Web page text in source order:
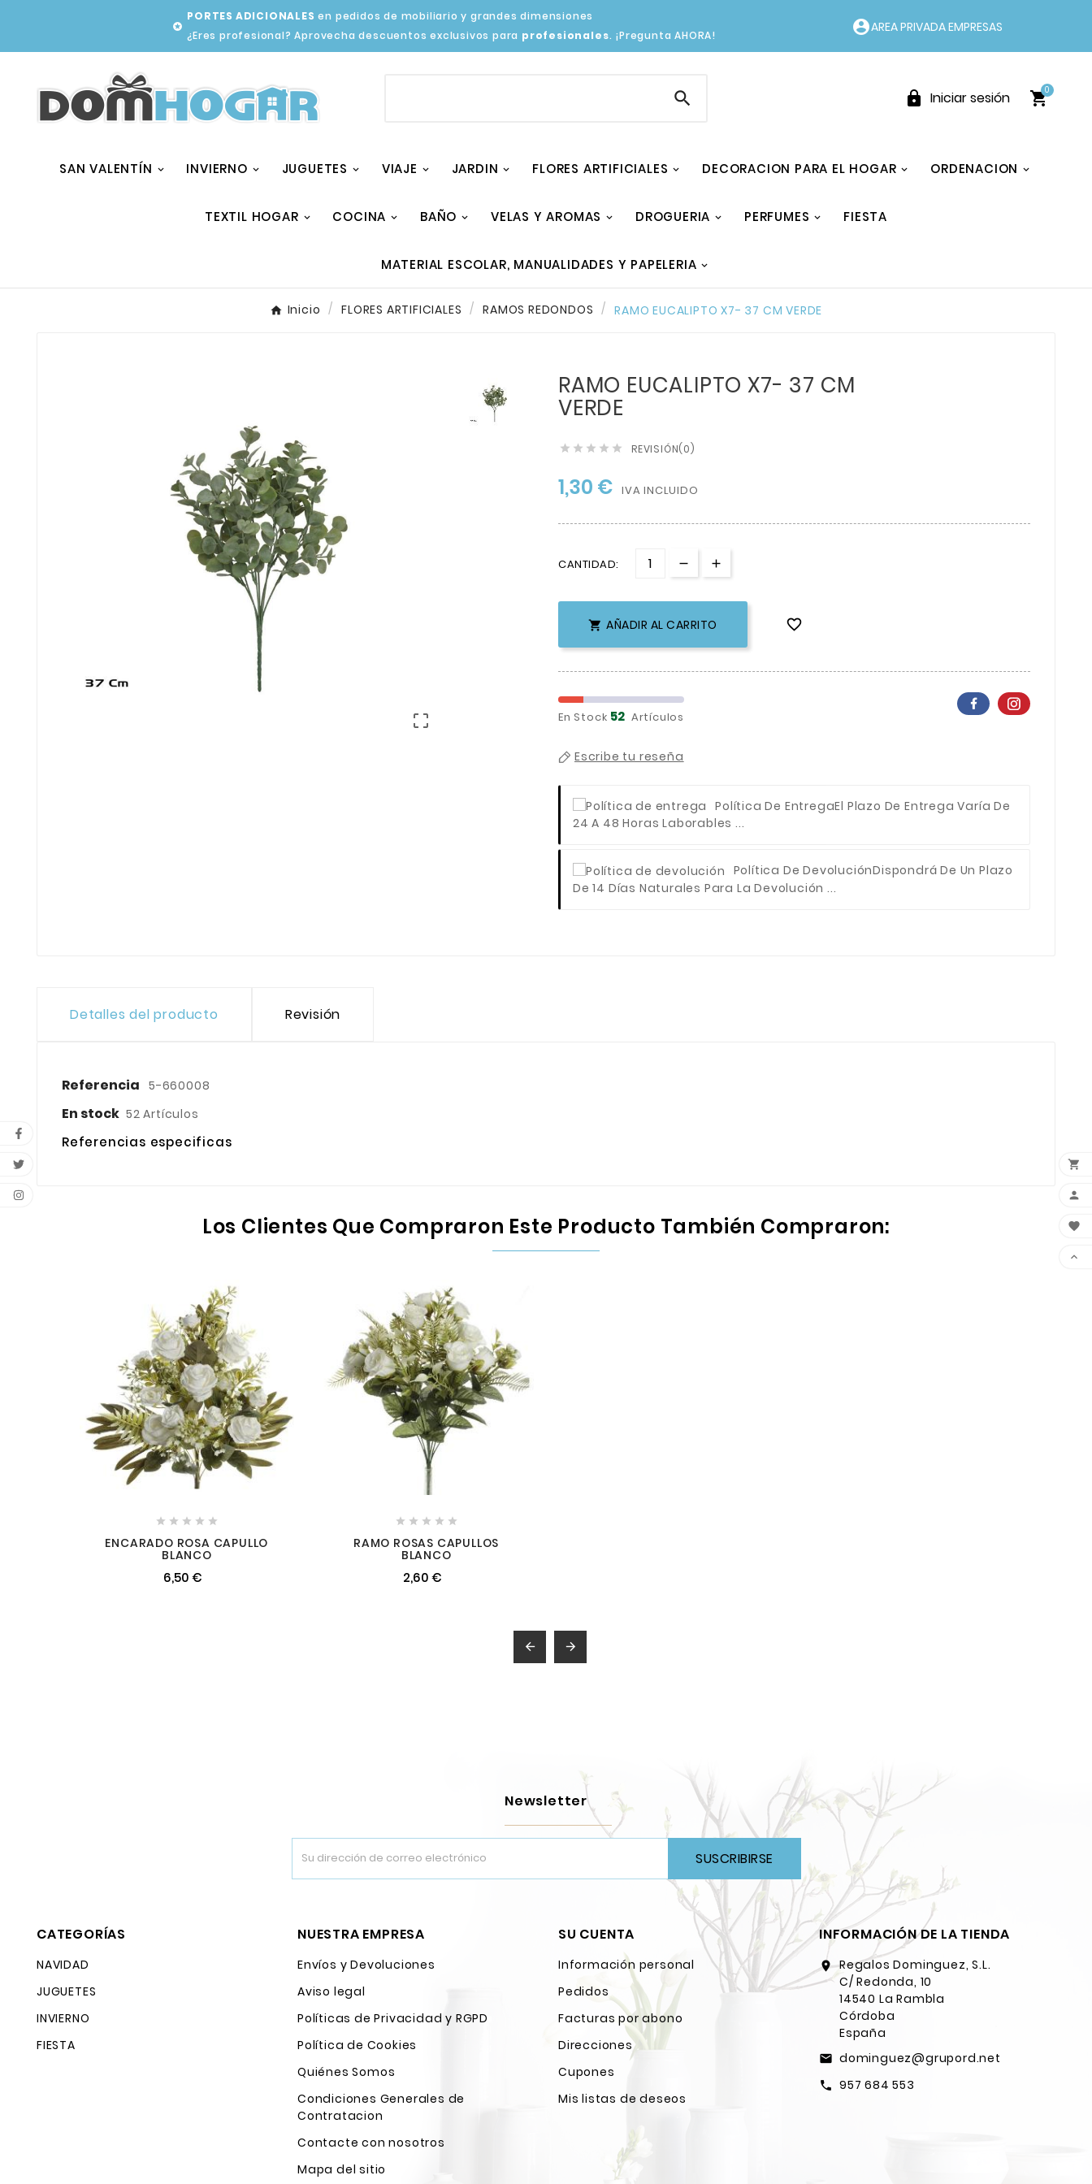

PORTES ADICIONALES en pedidos de mobiliario y grandes dimensiones
¿Eres profesional? Aprovecha descuentos exclusivos para profesionales. ¡Pregunta AHORA! account_circleAREA PRIVADA EMPRESAS
  Iniciar sesión 
0
SAN VALENTÍN INVIERNO JUGUETES VIAJE JARDIN FLORES ARTIFICIALES DECORACION PARA EL HOGAR ORDENACION
TEXTIL HOGAR COCINA BAÑO VELAS Y AROMAS DROGUERIA PERFUMES FIESTA
MATERIAL ESCOLAR, MANUALIDADES Y PAPELERIA
Inicio FLORES ARTIFICIALES RAMOS REDONDOS RAMO EUCALIPTO X7- 37 CM VERDE

RAMO EUCALIPTO X7- 37 CM
VERDE
     REVISIÓN(0)
1,30 € IVA INCLUIDO
CANTIDAD:
 AÑADIR AL CARRITO 
En Stock 52 Artículos
Escribe tu reseña
Política De EntregaEl Plazo De Entrega Varía De
24 A 48 Horas Laborables ...
Política De DevoluciónDispondrá De Un Plazo
De 14 Días Naturales Para La Devolución ...
Detalles del producto Revisión
Referencia 5-660008
En stock 52 Artículos
Referencias especificas
Los Clientes Que Compraron Este Producto También Compraron:
    
ENCARADO ROSA CAPULLO
BLANCO
6,50 €
    
RAMO ROSAS CAPULLOS
BLANCO
2,60 €
 
Newsletter
SUSCRIBIRSE
CATEGORÍAS
NAVIDAD
JUGUETES
INVIERNO
FIESTA
NUESTRA EMPRESA
Envíos y Devoluciones
Aviso legal
Políticas de Privacidad y RGPD
Política de Cookies
Quiénes Somos
Condiciones Generales de
Contratacion
Contacte con nosotros
Mapa del sitio
SU CUENTA
Información personal
Pedidos
Facturas por abono
Direcciones
Cupones
Mis listas de deseos
INFORMACIÓN DE LA TIENDA
location_on Regalos Dominguez, S.L.
C/ Redonda, 10
14540 La Rambla
Córdoba
España
email dominguez@grupord.net
call 957 684 553



